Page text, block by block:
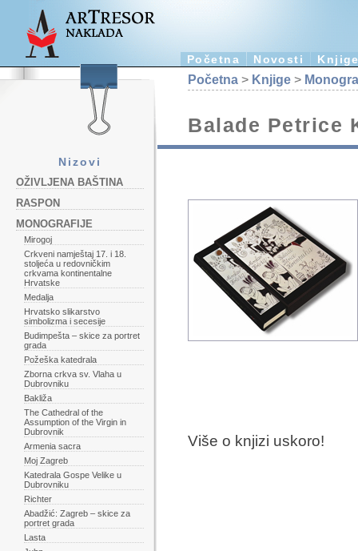
Početna Novosti
Nizovi
OŽIVLJENA BAŠTINA
RASPON
MONOGRAFIJE
Mirogoj
Crkveni namještaj 17. i 18.
stoljeća u redovničkim
crkvama kontinentalne
Hrvatske
Medalja
Hrvatsko slikarstvo
simbolizma i secesije
Budimpešta – skice za portret
grada
Požeška katedrala
Zborna crkva sv. Vlaha u
Dubrovniku
Bakliža
The Cathedral of the
Assumption of the Virgin in
Dubrovnik
Armenia sacra
Moj Zagreb
Katedrala Gospe Velike u
Dubrovniku
Richter
Abadžić: Zagreb – skice za
portret grada
Lasta
Početna > Knjige >
Balade Petrice
Više o knjizi uskoro!